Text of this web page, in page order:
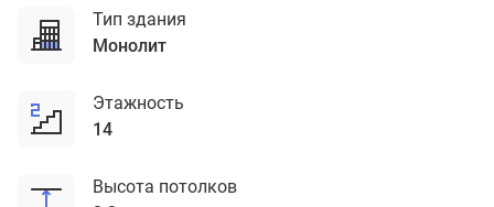
Тип здания
монолит
Этажность
14
Высота потолков